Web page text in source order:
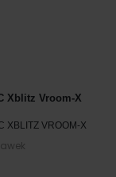
Xblitz Vroom-X
XBLITZ VROOM-X